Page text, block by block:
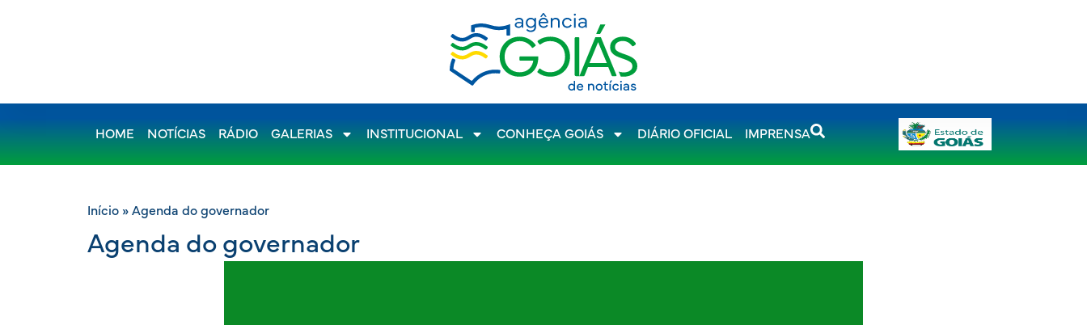
HOME NOTÍCIAS RÁDIO GALERIAS INSTITUCIONAL CONHEÇA GOIÁS DIÁRIO OFICIAL IMPRENSA
Início » Agenda do governador
Agenda do governador